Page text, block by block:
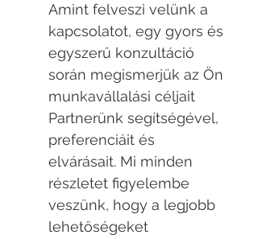
Amint felveszi velünk a
kapcsolatot, egy gyors és
egyszerű konzultáció
során megismerjük az Ön
munkavállalási céljait
Partnerünk segítségével,
preferenciáit és
elvárásait. Mi minden
részletet figyelembe
veszünk, hogy a legjobb
lehetőségeket